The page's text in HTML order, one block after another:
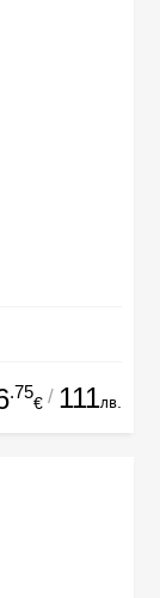
.75
€ / 111лв.